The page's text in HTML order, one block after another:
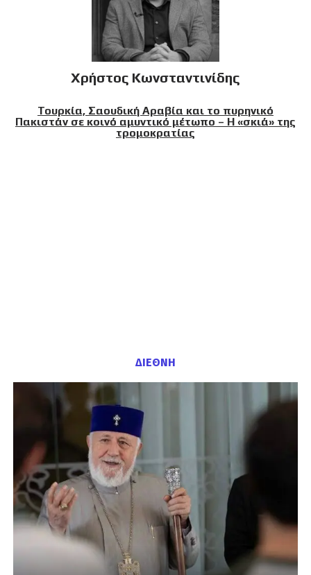
Χρήστος Κωνσταντινίδης
Τουρκία, Σαουδική Αραβία και το πυρηνικό
Πακιστάν σε κοινό αμυντικό μέτωπο – Η «σκιά» της
τρομοκρατίας
ΔΙΕΘΝΗ